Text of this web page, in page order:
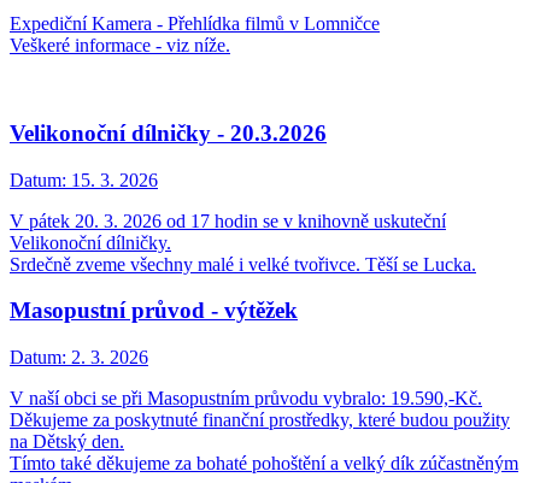
Expediční Kamera - Přehlídka filmů v Lomničce
Veškeré informace - viz níže.
Velikonoční dílničky - 20.3.2026
Datum: 15. 3. 2026
V pátek 20. 3. 2026 od 17 hodin se v knihovně uskuteční
Velikonoční dílničky.
Srdečně zveme všechny malé i velké tvořivce. Těší se Lucka.
Masopustní průvod - výtěžek
Datum: 2. 3. 2026
V naší obci se při Masopustním průvodu vybralo: 19.590,-Kč.
Děkujeme za poskytnuté finanční prostředky, které budou použity
na Dětský den.
Tímto také děkujeme za bohaté pohoštění a velký dík zúčastněným